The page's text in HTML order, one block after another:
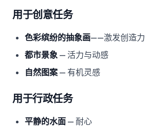
用于创意任务
色彩缤纷的抽象画——激发创造力
都市景象 — 活力与动感
自然图案 — 有机灵感
用于行政任务
平静的水面 — 耐心